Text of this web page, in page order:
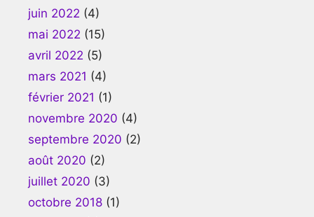
juin 2022 (4)
mai 2022 (15)
avril 2022 (5)
mars 2021 (4)
février 2021 (1)
novembre 2020 (4)
septembre 2020 (2)
août 2020 (2)
juillet 2020 (3)
octobre 2018 (1)